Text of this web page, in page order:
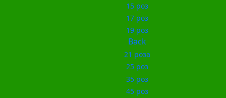
15 роз
17 роз
19 роз
Back
21 роза
25 роз
35 роз
45 роз